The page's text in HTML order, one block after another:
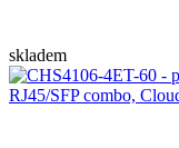
skladem